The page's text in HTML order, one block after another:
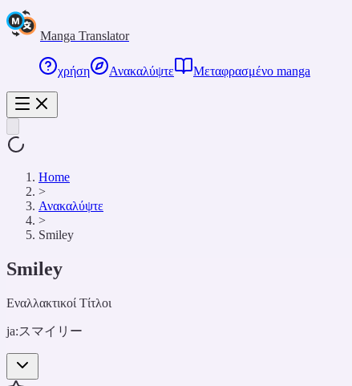
Manga Translator
χρήση Ανακαλύψτε Μεταφρασμένο manga
Home
>
Ανακαλύψτε
>
Smiley
Smiley
Εναλλακτικοί Τίτλοι
ja:スマイリー